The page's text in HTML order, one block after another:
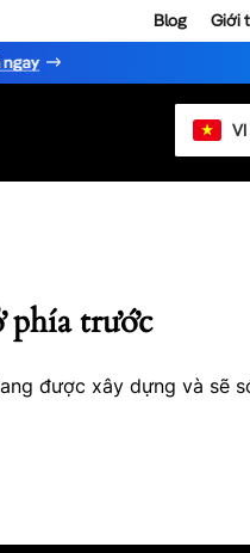
Blog Giới
VI
phía trước
được xây dựng và sẽ